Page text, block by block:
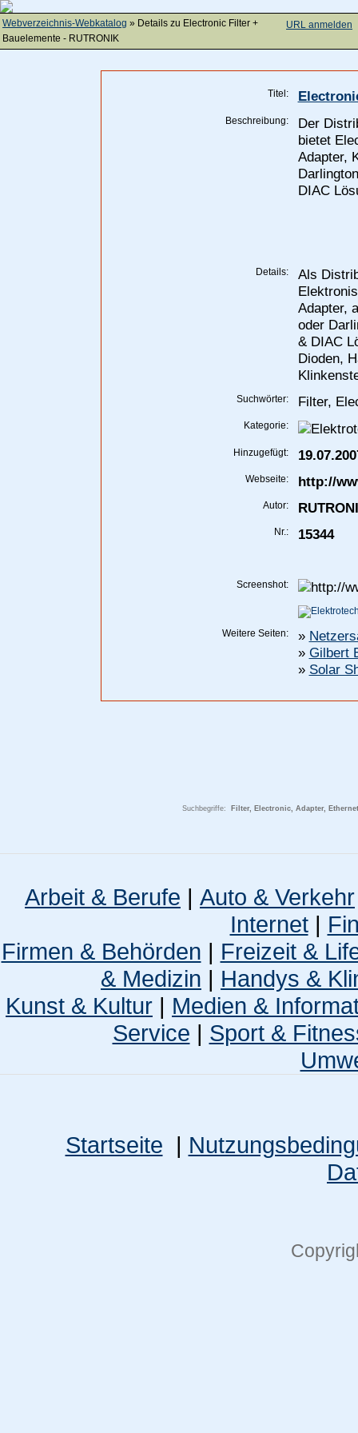
URL anmelden
Webverzeichnis-Webkatalog » Details zu Electronic Filter +
Bauelemente - RUTRONIK
Titel:
Beschreibung:
Der
bietet
Adapter,
DIAC
Details:
Als
Adapter,
oder
& DIAC
Dioden,
Suchwörter: Filter,
Kategorie:
Hinzugefügt:
Webseite: http://
Autor:
Nr.: 15344
Screenshot:
Weitere Seiten: »
» Gilbert
» Solar
Suchbegriffe: Filter, Electronic, Adapter,
Arbeit & Berufe | Auto & Verkehr
Internet|
Firmen & Behörden | Freizeit &
& Medizin | Handys &
Kunst & Kultur | Medien &
Service | Sport &
Startseite |